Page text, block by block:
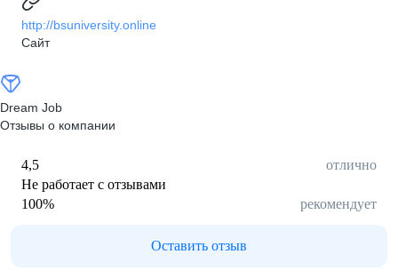
http://bsuniversity.online
Сайт
Dream Job
Отзывы о компании
4,5
отлично
Не работает с отзывами
100% рекомендует
Оставить отзыв